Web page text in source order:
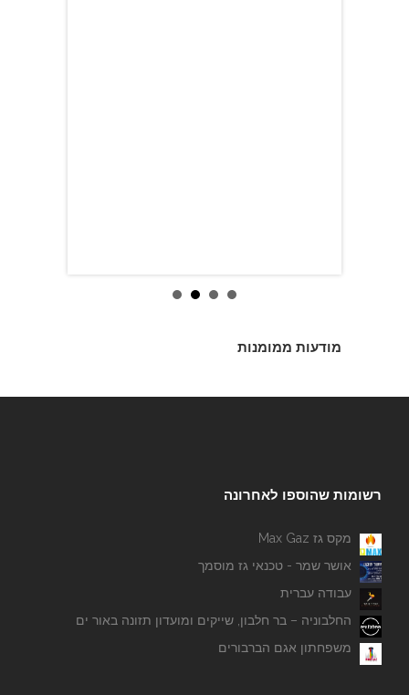
מודעות ממומנות
רשומות שהוספו לאחרונה
מקס גז Max Gaz
אושר שמר - טכנאי גז מוסמך
עבודה עברית
החלבוניה – בר חלבון, שייקים ומועדון תזונה באור ים
משפחתון אגם הברבורים